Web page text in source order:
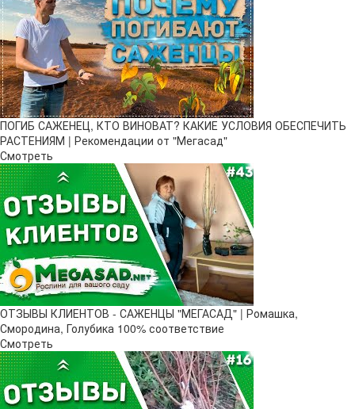
ПОГИБ САЖЕНЕЦ, КТО ВИНОВАТ? КАКИЕ УСЛОВИЯ ОБЕСПЕЧИТЬ
РАСТЕНИЯМ | Рекомендации от "Мегасад"
Смотреть
ОТЗЫВЫ КЛИЕНТОВ - САЖЕНЦЫ "МЕГАСАД" | Ромашка,
Смородина, Голубика 100% соответствие
Смотреть